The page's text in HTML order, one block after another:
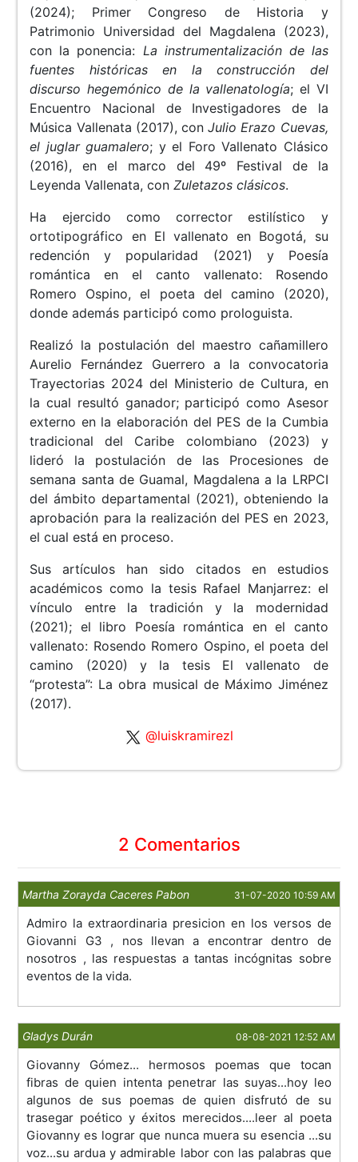
(2024); Primer Congreso de Historia y
Patrimonio Universidad del Magdalena (2023),
con la ponencia: La instrumentalización de las
fuentes históricas en la construcción del
discurso hegemónico de la vallenatología; el VI
Encuentro Nacional de Investigadores de la
Música Vallenata (2017), conJulio Erazo Cuevas,
el juglar guamalero; y el Foro Vallenato Clásico
(2016), en el marco del 49º Festival de la
Leyenda Vallenata, conZuletazos clásicos.
Ha ejercido como corrector estilístico y
ortotipográfico en El vallenato en Bogotá, su
redención y popularidad (2021) y Poesía
romántica en el canto vallenato: Rosendo
Romero Ospino, el poeta del camino (2020),
donde además participó como prologuista.
Realizó la postulación del maestro cañamillero
Aurelio Fernández Guerrero a la convocatoria
Trayectorias 2024 del Ministerio de Cultura, en
la cual resultó ganador; participó como Asesor
externo en la elaboración del PES de la Cumbia
tradicional del Caribe colombiano (2023) y
lideró la postulación de las Procesiones de
semana santa de Guamal, Magdalena a la LRPCI
del ámbito departamental (2021), obteniendo la
aprobación para la realización del PES en 2023,
el cual está en proceso.
Sus artículos han sido citados en estudios
académicos como la tesis Rafael Manjarrez: el
vínculo entre la tradición y la modernidad
(2021); el libro Poesía romántica en el canto
vallenato: Rosendo Romero Ospino, el poeta del
camino (2020) y la tesis El vallenato de
“protesta”: La obra musical de Máximo Jiménez
(2017).
@luiskramirezl
2 Comentarios
Martha Zorayda Caceres Pabon 31-07-2020 10:59 AM
Admiro la extraordinaria presicion en los versos de
Giovanni G3 , nos llevan a encontrar dentro de
nosotros , las respuestas a tantas incógnitas sobre
eventos de la vida.
Gladys Durán 08-08-2021 12:52 AM
Giovanny Gómez... hermosos poemas que tocan
fibras de quien intenta penetrar las suyas...hoy leo
algunos de sus poemas de quien disfrutó de su
trasegar poético y éxitos merecidos....leer al poeta
Giovanny es lograr que nunca muera su esencia ...su
voz...su ardua y admirable labor con las palabras que